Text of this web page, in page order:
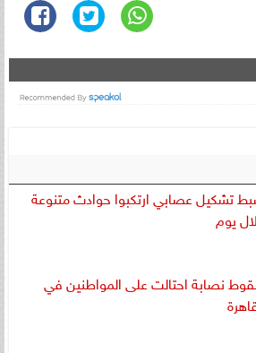
تشكيل عصابي ارتكبوا حوادث متنوعة
يوم
نصابة احتالت على المواطنين في